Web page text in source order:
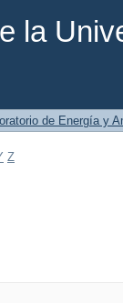
la
de Energía y
Z